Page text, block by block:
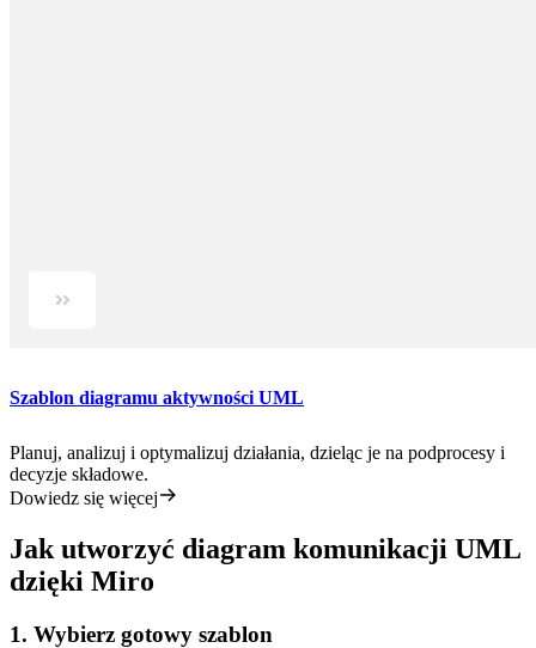
Szablon diagramu aktywności UML
Planuj, analizuj i optymalizuj działania, dzieląc je na podprocesy i
decyzje składowe.
Dowiedz się więcej
Jak utworzyć diagram komunikacji UML
dzięki Miro
1. Wybierz gotowy szablon